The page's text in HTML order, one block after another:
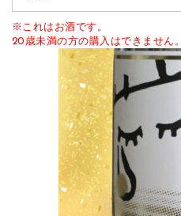
※これはお酒です。
20歳未満の方の購入はできません。